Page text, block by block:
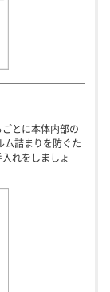
とに本体内部の
ム詰まりを防ぐた
れをしましょ